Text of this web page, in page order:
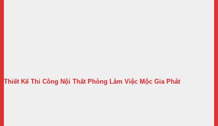
Thiết Kế Thi Công Nội Thất Phòng Làm Việc Mộc Gia Phát